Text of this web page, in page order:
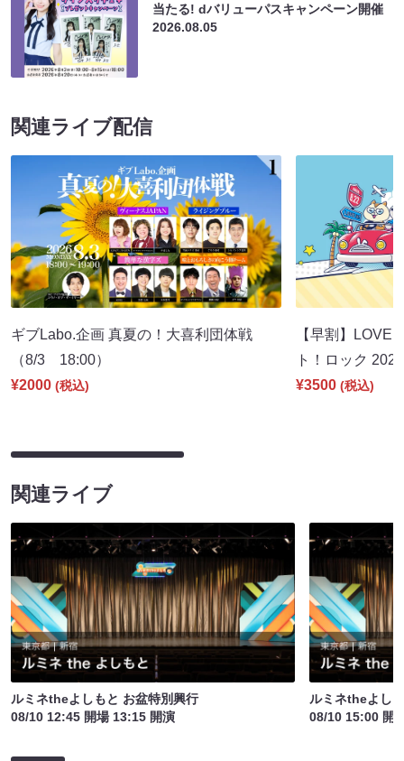
当たる! dバリューパスキャンペーン開催
2026.08.05
関連ライブ配信
ギブLabo.企画 真夏の！大喜利団体戦
（8/3 18:00）
¥2000 (税込)
【早割】LOVE
ト！ロック
¥3500 (税込)
関連ライブ
ルミネtheよしもと お盆特別興行
08/10 12:45 開場 13:15 開演
ルミネtheよし
08/10 15:00 開